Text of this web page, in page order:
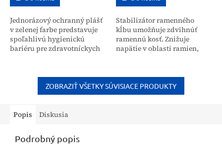
Jednorázový ochranný plášť
v zelenej farbe predstavuje
spoľahlivú hygienickú
bariéru pre zdravotníckych
obsahuje 10 kusov plášťov s...
Stabilizátor ramenného
kĺbu umožňuje zdvihnúť
ramennú kosť. Znižuje
napätie v oblasti ramien,
túto časť tela. Ramenný...
ZOBRAZIŤ VŠETKY SÚVISIACE PRODUKTY
Popis Diskusia
Podrobný popis